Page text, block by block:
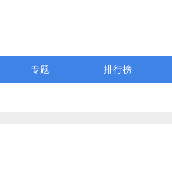
专题 排行榜